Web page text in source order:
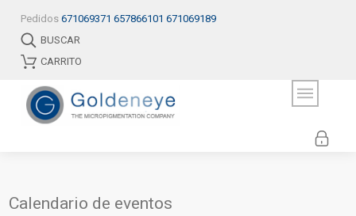
Pedidos 671069371 657866101 671069189
BUSCAR
CARRITO
Calendario de eventos